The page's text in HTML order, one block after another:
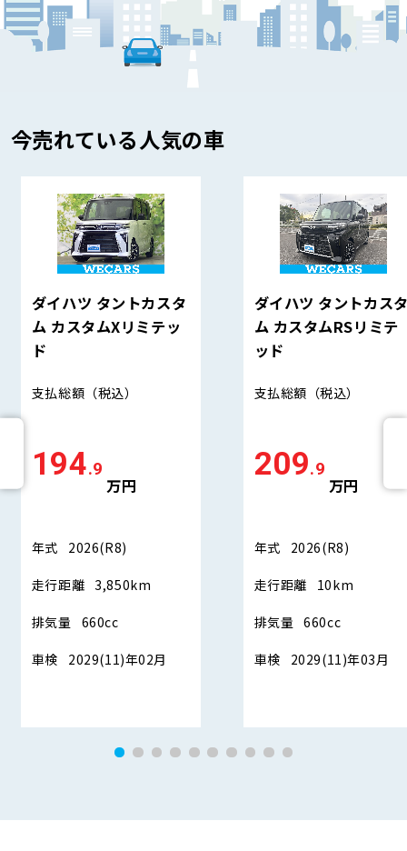
今売れている人気の車
ダイハツ タントカスタ
ム カスタムXリミテッ
ド
支払総額 （税込）
194.9
万円
年式 2026(R8)
走行距離 3,850km
排気量 660cc
車検 2029(11)年02月
ダイハツ タントカス
ム カスタムRSリミテ
ッド
支払総額 （税込）
209.9
万円
年式 2026(R8)
走行距離 10km
排気量 660cc
車検 2029(11)年03月